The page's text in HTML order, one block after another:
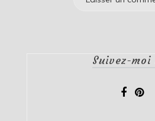
Suivez-moi